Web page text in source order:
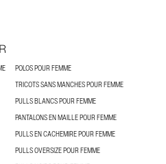
POLOS POUR FEMME
TRICOTS SANS MANCHES POUR FEMME
PULLS BLANCS POUR FEMME
PANTALONS EN MAILLE POUR FEMME
PULLS EN CACHEMIRE POUR FEMME
PULLS OVERSIZE POUR FEMME